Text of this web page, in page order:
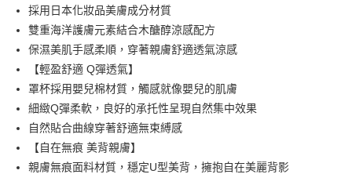
國泰世華商業銀行
臺灣中小企業銀行
台中商業銀行
匯豐（台灣）商業銀行
華泰商業銀行
聯邦商業銀行
遠東國際商業銀行
元大商業銀行
玉山商業銀行
星展（台灣）商業銀行
台新國際商業銀行
中國信託商業銀行
台灣樂天信用卡公司
Apple Pay
悠遊付
AFTEE先享後付
相關說明
【關於「AFTEE先享後付」】
AFTEE先享後付是「在收到商品之後才付款」的支付方式。 讓您購物簡單
便利好安心！
採用日本化妝品美膚成分材質
雙重海洋護膚元素結合木醣醇涼感配方
保濕美肌手感柔順，穿著親膚舒適透氣涼感
【輕盈舒適 Q彈透氣】
罩杯採用嬰兒棉材質，觸感就像嬰兒的肌膚
細緻Q彈柔軟，良好的承托性呈現自然集中效果
自然貼合曲線穿著舒適無束縛感
【自在無痕 美背親膚】
親膚無痕面料材質，穩定U型美背，擁抱自在美麗背影